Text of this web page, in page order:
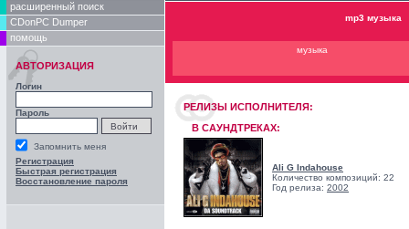
расширенный поиск
CDonPC Dumper
помощь
АВТОРИЗАЦИЯ
Логин
Пароль
Запомнить меня
Регистрация
Быстрая регистрация
Восстановление пароля
mp3 музыка
музыка
РЕЛИЗЫ ИCПОЛНИТЕЛЯ:
В САУНДТРЕКАХ:
Ali G Indahouse
Количество композиций: 22
Год релиза: 2002